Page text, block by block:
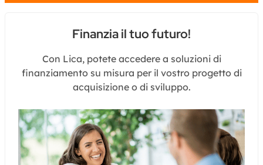
Finanzia il tuo futuro!
Con Lica, potete accedere a soluzioni di
finanziamento su misura per il vostro progetto di
acquisizione o di sviluppo.